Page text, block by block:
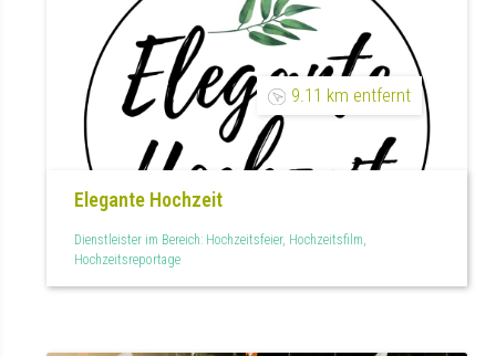
9.11 km entfernt
Elegante Hochzeit
Dienstleister im Bereich: Hochzeitsfeier, Hochzeitsfilm,
Hochzeitsreportage